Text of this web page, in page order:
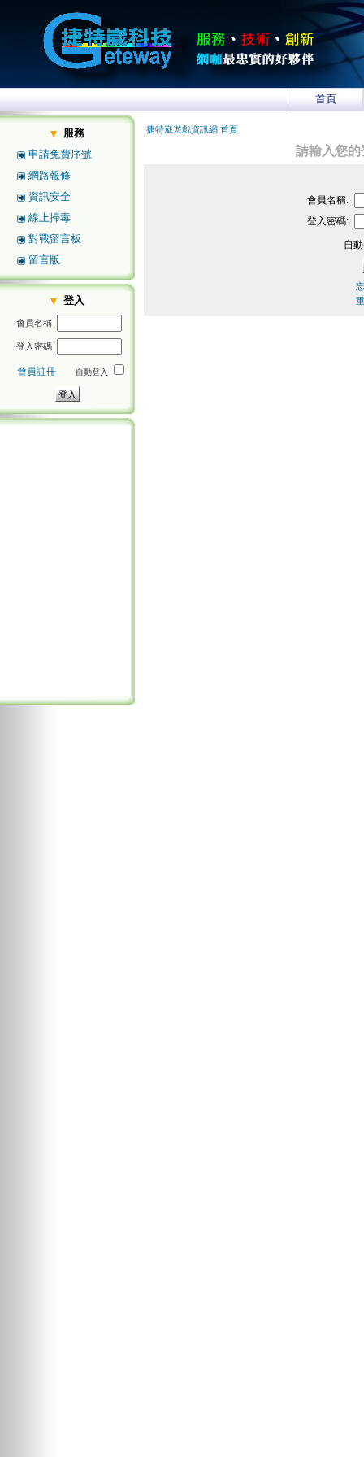
首頁
服務
申請免費序號
網路報修
資訊安全
線上掃毒
對戰留言板
留言版
登入
會員名稱
登入密碼
會員註冊 自動登入
捷特崴遊戲資訊網 首頁
請輸入您
會員名稱:
登入密碼:
自